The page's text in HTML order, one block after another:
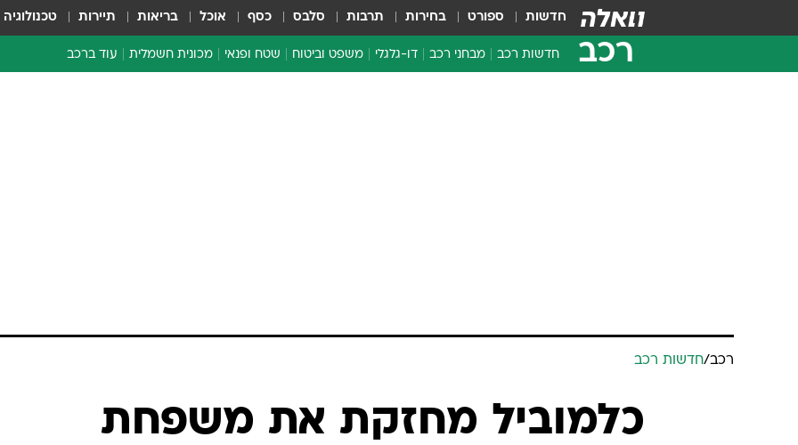
חדשות ספורט בחירות תרבות סלבס כסף אוכל בריאות תיירות טכנולוגיה
רכב חדשות רכב מבחני רכב דו-גלגלי משפט וביטוח שטח ופנאי מכונית חשמלית עוד ברכב
בטיחות
סדנאות ושיפורים
רכב/חדשות רכב
כלמוביל מחזקת את משפחת